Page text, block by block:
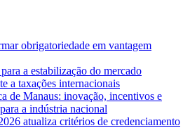
obrigatoriedade em vantagem
a estabilização do mercado
a taxações internacionais
de Manaus: inovação, incentivos e
a indústria nacional
atualiza critérios de credenciamento